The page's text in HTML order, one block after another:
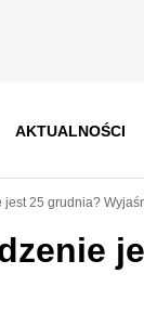
AKTUALNOŚCI
25 grudnia?